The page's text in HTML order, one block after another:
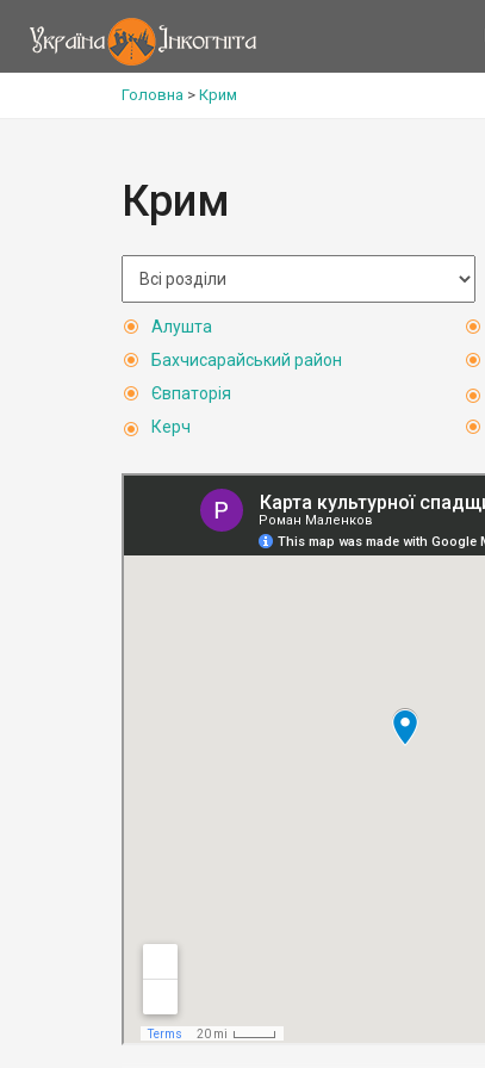
Головна > Крим
Крим
Алушта
Бахчисарайський район
Євпаторія
Керч